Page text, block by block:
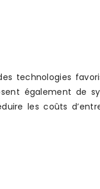
technologies
également de
les coûts